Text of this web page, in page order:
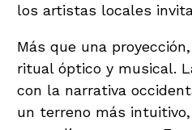
los artistas locales
Más que una proyección,
ritual óptico y musical.
con la narrativa
un terreno más